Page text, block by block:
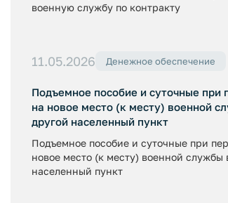
военную службу по контракту
11.05.2026 Денежное обеспечение
Подъемное пособие и суточные при
на новое место (к месту) военной
другой населенный пункт
Подъемное пособие и суточные при
новое место (к месту) военной службы
населенный пункт